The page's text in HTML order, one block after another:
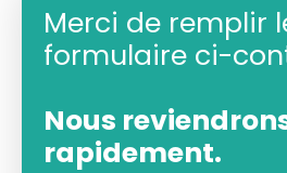
Merci de remplir
formulaire ci-
Nous
rapidement.